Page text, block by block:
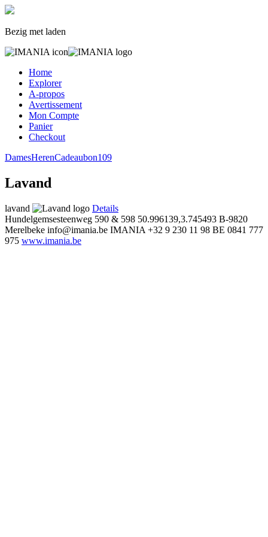
Bezig met laden
Home
Explorer
A-propos
Avertissement
Mon Compte
Panier
Checkout
DamesHerenCadeaubon109
Lavand
lavand
Details
Hundelgemsesteenweg 590 & 598 50.996139,3.745493 B-9820
Merelbeke info@imania.be IMANIA +32 9 230 11 98 BE 0841 777
975 www.imania.be